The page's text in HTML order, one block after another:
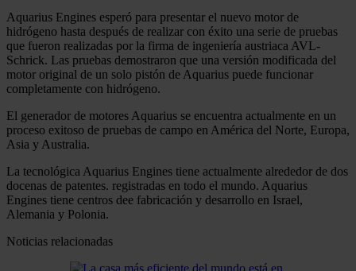
Aquarius Engines esperó para presentar el nuevo motor de
hidrógeno hasta después de realizar con éxito una serie de pruebas
que fueron realizadas por la firma de ingeniería austriaca AVL-
Schrick. Las pruebas demostraron que una versión modificada del
motor original de un solo pistón de Aquarius puede funcionar
completamente con hidrógeno.
El generador de motores Aquarius se encuentra actualmente en un
proceso exitoso de pruebas de campo en América del Norte, Europa,
Asia y Australia.
La tecnológica Aquarius Engines tiene actualmente alrededor de dos
docenas de patentes. registradas en todo el mundo. Aquarius
Engines tiene centros dee fabricación y desarrollo en Israel,
Alemania y Polonia.
Noticias relacionadas